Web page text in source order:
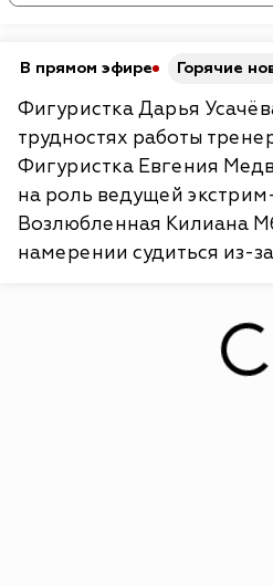
В прямом эфире Горячие
Фигуристка Дарья
трудностях работы
Фигуристка Евгения
на роль ведущей
Возлюбленная Килиана
намерении судиться из-